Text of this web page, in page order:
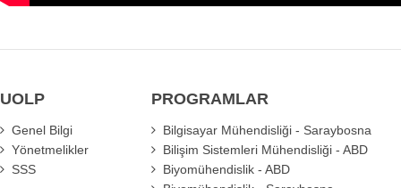
UOLP
Genel Bilgi
Yönetmelikler
SSS
PROGRAMLAR
Bilgisayar Mühendisliği - Saraybosna
Bilişim Sistemleri Mühendisliği - ABD
Biyomühendislik - ABD